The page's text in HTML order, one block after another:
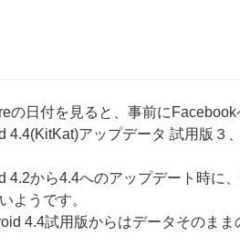
の日付を見ると、事前に
4.4(KitKat)アップデータ 試用版３
4.2から4.4へのアップデート時に
ようです。
4.4試用版からはデータそのまま